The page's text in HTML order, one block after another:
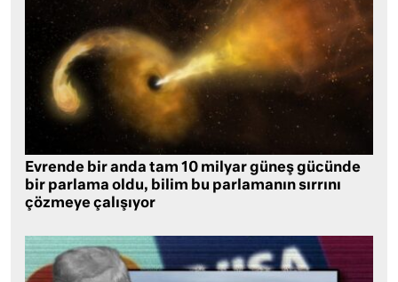
Evrende bir anda tam 10 milyar güneş gücünde
bir parlama oldu, bilim bu parlamanın sırrını
çözmeye çalışıyor